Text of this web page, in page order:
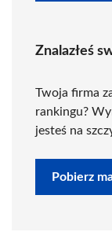
Znalazłeś
Twoja firma
rankingu?
jesteś na
Pobierz